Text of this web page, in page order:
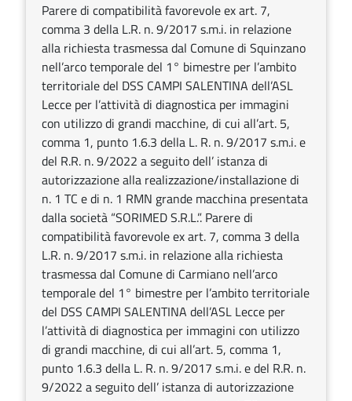
Parere di compatibilità favorevole ex art. 7,
comma 3 della L.R. n. 9/2017 s.m.i. in relazione
alla richiesta trasmessa dal Comune di Squinzano
nell’arco temporale del 1° bimestre per l’ambito
territoriale del DSS CAMPI SALENTINA dell’ASL
Lecce per l’attività di diagnostica per immagini
con utilizzo di grandi macchine, di cui all’art. 5,
comma 1, punto 1.6.3 della L. R. n. 9/2017 s.m.i. e
del R.R. n. 9/2022 a seguito dell’ istanza di
autorizzazione alla realizzazione/installazione di
n. 1 TC e di n. 1 RMN grande macchina presentata
dalla società “SORIMED S.R.L.”. Parere di
compatibilità favorevole ex art. 7, comma 3 della
L.R. n. 9/2017 s.m.i. in relazione alla richiesta
trasmessa dal Comune di Carmiano nell’arco
temporale del 1° bimestre per l’ambito territoriale
del DSS CAMPI SALENTINA dell’ASL Lecce per
l’attività di diagnostica per immagini con utilizzo
di grandi macchine, di cui all’art. 5, comma 1,
punto 1.6.3 della L. R. n. 9/2017 s.m.i. e del R.R. n.
9/2022 a seguito dell’ istanza di autorizzazione